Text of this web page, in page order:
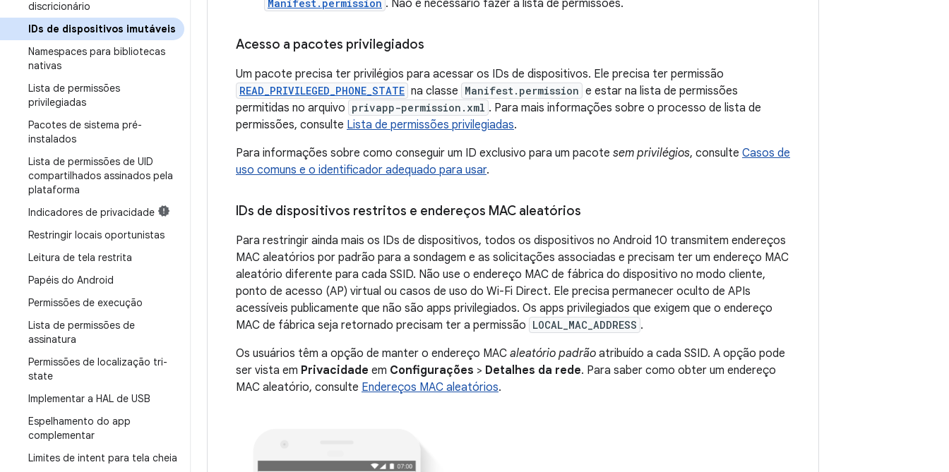
discricionário
IDs de dispositivos imutáveis
Namespaces para bibliotecas
nativas
Lista de permissões
privilegiadas
Pacotes de sistema pré-
instalados
Lista de permissões de UID
compartilhados assinados pela
plataforma
Indicadores de privacidade
Restringir locais oportunistas
Leitura de tela restrita
Papéis do Android
Permissões de execução
Lista de permissões de
assinatura
Permissões de localização tri-
state
Implementar a HAL de USB
Espelhamento do app
complementar
Limites de intent para tela cheia
Manifest.permission . Não é necessário fazer a lista de permissões.
Acesso a pacotes privilegiados
Um pacote precisa ter privilégios para acessar os IDs de dispositivos. Ele precisa ter permissão
READ_PRIVILEGED_PHONE_STATE na classe Manifest.permission e estar na lista de permissões
permitidas no arquivo privapp-permission.xml . Para mais informações sobre o processo de lista de
permissões, consulte Lista de permissões privilegiadas.
Para informações sobre como conseguir um ID exclusivo para um pacote sem privilégios, consulte Casos de
uso comuns e o identificador adequado para usar.
IDs de dispositivos restritos e endereços MAC aleatórios
Para restringir ainda mais os IDs de dispositivos, todos os dispositivos no Android 10 transmitem endereços
MAC aleatórios por padrão para a sondagem e as solicitações associadas e precisam ter um endereço MAC
aleatório diferente para cada SSID. Não use o endereço MAC de fábrica do dispositivo no modo cliente,
ponto de acesso (AP) virtual ou casos de uso do Wi-Fi Direct. Ele precisa permanecer oculto de APIs
acessíveis publicamente que não são apps privilegiados. Os apps privilegiados que exigem que o endereço
MAC de fábrica seja retornado precisam ter a permissão LOCAL_MAC_ADDRESS .
Os usuários têm a opção de manter o endereço MAC aleatório padrão atribuído a cada SSID. A opção pode
ser vista em Privacidade em Configurações > Detalhes da rede. Para saber como obter um endereço
MAC aleatório, consulte Endereços MAC aleatórios.